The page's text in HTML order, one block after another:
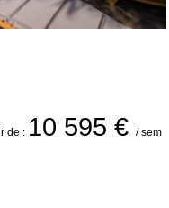
de : 10 595 € / sem